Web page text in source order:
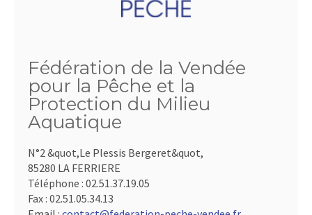
Fédération de la Vendée
pour la Pêche et la
Protection du Milieu
Aquatique
N°2 &quot,Le Plessis Bergeret&quot,
85280 LA FERRIERE
Téléphone : 02.51.37.19.05
Fax : 02.51.05.34.13